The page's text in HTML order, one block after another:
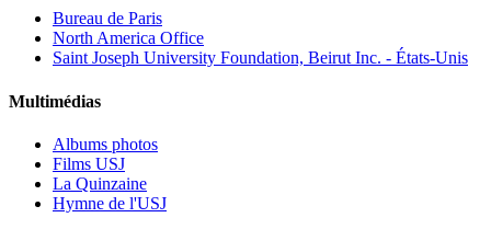
Bureau de Paris
North America Office
Saint Joseph University Foundation, Beirut Inc. - États-Unis
Multimédias
Albums photos
Films USJ
La Quinzaine
Hymne de l'USJ